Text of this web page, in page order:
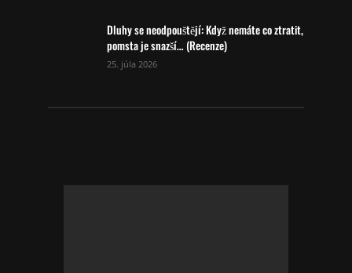
Dluhy se neodpouštějí: Když nemáte co ztratit,
pomsta je snazší… (Recenze)
25. júla 2026